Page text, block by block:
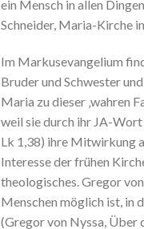
ein Mensch in allen
Schneider, Maria-Kirche
Im Markusevangelium
Bruder und Schwester
Maria zu dieser ‚wahren
weil sie durch ihr JA-Wort
Lk 1,38) ihre Mitwirkung
Interesse der frühen
theologisches. Gregor
Menschen möglich ist, in
(Gregor von Nyssa, Über